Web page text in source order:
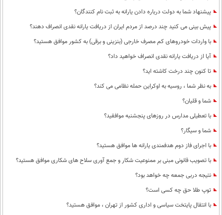
پیشنهاد شما به دولت درباره دادن یارانه به ثبت نام کنندگان؟
پیش بینی می کنید چند درصد از مردم ایران از دریافت یارانه نقدی انصراف دهند؟
با واردات خودروهای کم مصرف خارجی (بنزینی و برقی) به کشور موافق هستید؟
آیا از دریافت یارانه نقدی انصراف خواهید داد؟
تا کنون چند درخت کاشته اید؟
به نظر شما ، روسیه به اوکراین حمله نظامی می کند؟
شما و قلیان؟
با تعطیلی مدارس در روزهای پنجشنبه موافقید؟
شما و سیگار؟
با اجرای فاز دوم هدفمندی یارانه ها موافق هستید؟
با تصویب قانونی مبنی بر ممنوعیت شکار و جمع آوری سلاح های شکاری موافق هستید؟
نتیجه دربی جمعه چه خواهد بود؟
توپ طلا حق چه کسی است؟
با انتقال پایتخت سیاسی و اداری کشور از تهران ، موافق هستید؟